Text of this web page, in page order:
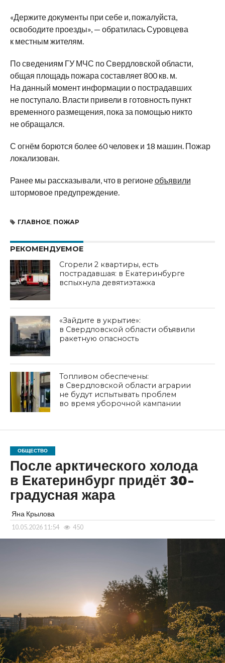
«Держите документы при себе и, пожалуйста,
освободите проезды», — обратилась Суровцева
к местным жителям.
По сведениям ГУ МЧС по Свердловской области,
общая площадь пожара составляет 800 кв. м.
На данный момент информации о пострадавших
не поступало. Власти привели в готовность пункт
временного размещения, пока за помощью никто
не обращался.
С огнём борются более 60 человек и 18 машин. Пожар
локализован.
Ранее мы рассказывали, что в регионеобъявили
штормовое предупреждение.
ГЛАВНОЕ, ПОЖАР
РЕКОМЕНДУЕМОЕ
Сгорели 2 квартиры, есть
пострадавшая: в Екатеринбурге
вспыхнула девятиэтажка
«Зайдите в укрытие»:
в Свердловской области объявили
ракетную опасность
Топливом обеспечены:
в Свердловской области аграрии
не будут испытывать проблем
во время уборочной кампании
ОБЩЕСТВО
После арктического холода
в Екатеринбург придёт 30-
градусная жара
Яна Крылова
10.05.2026 11:54 450